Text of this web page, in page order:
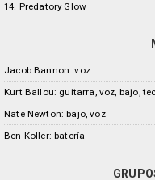
14. Predatory Glow
Jacob Bannon: voz
Kurt Ballou: guitarra, voz, bajo,
Nate Newton: bajo, voz
Ben Koller: batería